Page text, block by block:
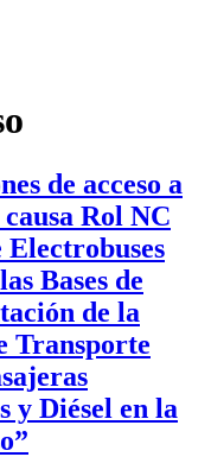
de acceso a
Rol NC
Electrobuses
Bases de
de la
Transporte
y Diésel en la